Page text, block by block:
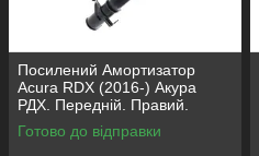
Посилений Амортизатор
Acura RDX (2016-) Акура
РДХ. Передній. Правий.
3340164. KOREA Аксусс!
Готово до відправки